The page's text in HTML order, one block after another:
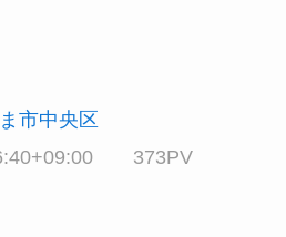
市中央区
373PV